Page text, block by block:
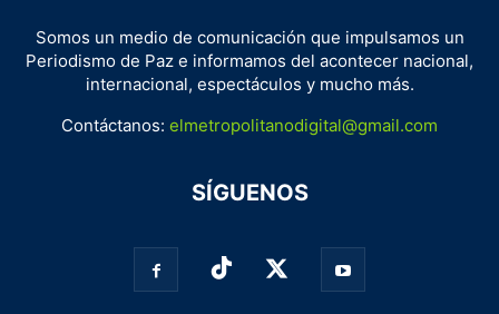
Somos un medio de comunicación que impulsamos un
Periodismo de Paz e informamos del acontecer nacional,
internacional, espectáculos y mucho más.
Contáctanos: elmetropolitanodigital@gmail.com
SÍGUENOS